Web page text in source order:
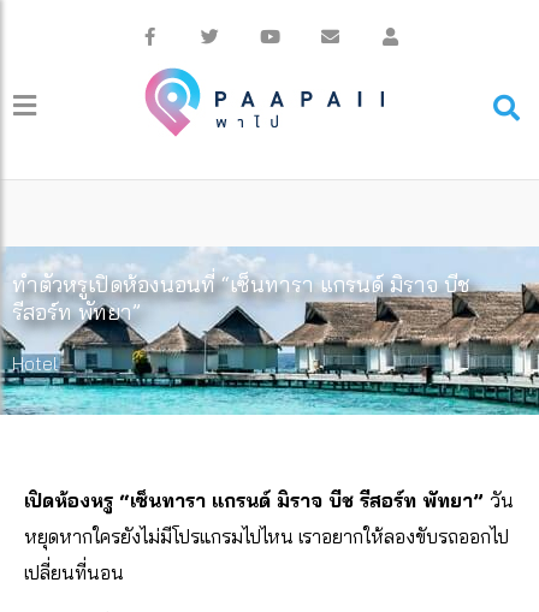
ทำตัวหรูเปิดห้องนอนที่ “เซ็นทารา แกรนด์ มิราจ บีช
รีสอร์ท พัทยา”
Hotel
เปิดห้องหรู “เซ็นทารา แกรนด์ มิราจ บีช รีสอร์ท พัทยา” วัน
หยุดหากใครยังไม่มีโปรแกรมไปไหน เราอยากให้ลองขับรถออกไป
เปลี่ยนที่นอน